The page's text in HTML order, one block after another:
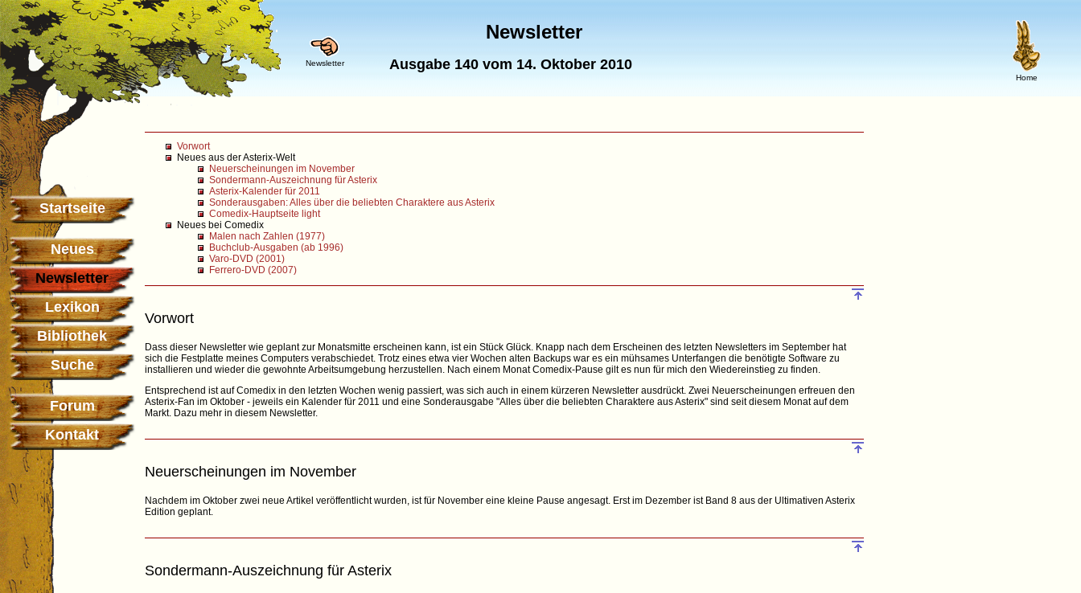
Newsletter
Home
Newsletter
Ausgabe 140 vom 14. Oktober 2010
Startseite
Neues
Newsletter
Lexikon
Bibliothek
Suche
Forum
Kontakt
Vorwort
Neues aus der Asterix-Welt
Neuerscheinungen im November
Sondermann-Auszeichnung für Asterix
Asterix-Kalender für 2011
Sonderausgaben: Alles über die beliebten Charaktere aus Asterix
Comedix-Hauptseite light
Neues bei Comedix
Malen nach Zahlen (1977)
Buchclub-Ausgaben (ab 1996)
Varo-DVD (2001)
Ferrero-DVD (2007)
Vorwort
Dass dieser Newsletter wie geplant zur Monatsmitte erscheinen kann, ist ein Stück Glück. Knapp nach dem Erscheinen des letzten Newsletters im September hat
sich die Festplatte meines Computers verabschiedet. Trotz eines etwa vier Wochen alten Backups war es ein mühsames Unterfangen die benötigte Software zu
installieren und wieder die gewohnte Arbeitsumgebung herzustellen. Nach einem Monat Comedix-Pause gilt es nun für mich den Wiedereinstieg zu finden.
Entsprechend ist auf Comedix in den letzten Wochen wenig passiert, was sich auch in einem kürzeren Newsletter ausdrückt. Zwei Neuerscheinungen erfreuen den
Asterix-Fan im Oktober - jeweils ein Kalender für 2011 und eine Sonderausgabe "Alles über die beliebten Charaktere aus Asterix" sind seit diesem Monat auf dem
Markt. Dazu mehr in diesem Newsletter.
Neuerscheinungen im November
Nachdem im Oktober zwei neue Artikel veröffentlicht wurden, ist für November eine kleine Pause angesagt. Erst im Dezember ist Band 8 aus der Ultimativen Asterix
Edition geplant.
Sondermann-Auszeichnung für Asterix